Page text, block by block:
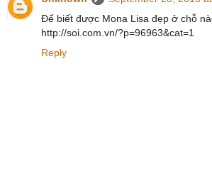
Để biết được Mona Lisa đẹp ở chỗ
http://soi.com.vn/?p=96963&cat=1
Reply